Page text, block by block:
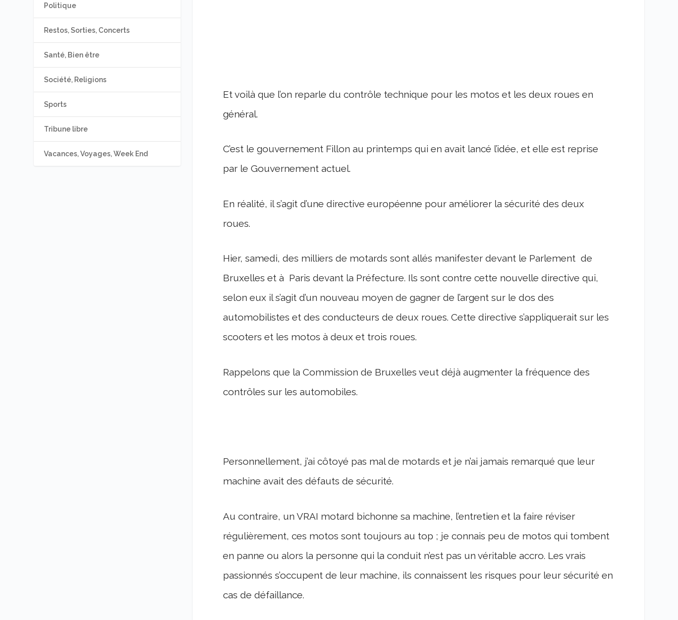
Et voilà que l’on reparle du contrôle technique pour les motos et les deux roues en
général.
C’est le gouvernement Fillon au printemps qui en avait lancé l’idée, et elle est reprise
par le Gouvernement actuel.
En réalité, il s’agit d’une directive européenne pour améliorer la sécurité des deux
roues.
Hier, samedi, des milliers de motards sont allés manifester devant le Parlement de
Bruxelles et à Paris devant la Préfecture. Ils sont contre cette nouvelle directive qui,
selon eux il s’agit d’un nouveau moyen de gagner de l’argent sur le dos des
automobilistes et des conducteurs de deux roues. Cette directive s’appliquerait sur les
scooters et les motos à deux et trois roues.
Rappelons que la Commission de Bruxelles veut déjà augmenter la fréquence des
contrôles sur les automobiles.
Personnellement, j’ai côtoyé pas mal de motards et je n’ai jamais remarqué que leur
machine avait des défauts de sécurité.
Au contraire, un VRAI motard bichonne sa machine, l’entretien et la faire réviser
régulièrement, ces motos sont toujours au top ; je connais peu de motos qui tombent
en panne ou alors la personne qui la conduit n’est pas un véritable accro. Les vrais
passionnés s’occupent de leur machine, ils connaissent les risques pour leur sécurité en
cas de défaillance.
Politique
Restos, Sorties, Concerts
Santé, Bien être
Société, Religions
Sports
Tribune libre
Vacances, Voyages, Week End